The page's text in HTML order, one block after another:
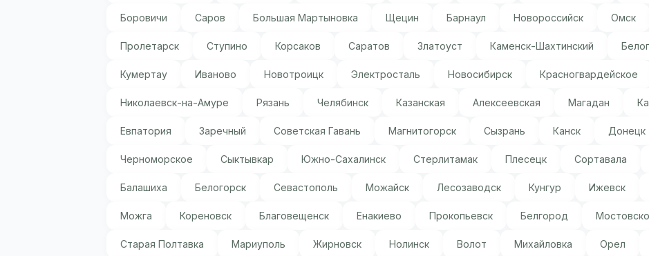
Боровичи Саров Большая Мартыновка Щецин Барнаул Новороссийск Омск
Пролетарск Ступино Корсаков Саратов Златоуст Каменск-Шахтинский
Кумертау Иваново Новотроицк Электросталь Новосибирск Красногвардейское
Николаевск-на-Амуре Рязань Челябинск Казанская Алексеевская Магадан
Евпатория Заречный Советская Гавань Магнитогорск Сызрань Канск Донецк
Черноморское Сыктывкар Южно-Сахалинск Стерлитамак Плесецк Сортавала
Балашиха Белогорск Севастополь Можайск Лесозаводск Кунгур Ижевск
Можга Кореновск Благовещенск Енакиево Прокопьевск Белгород
Старая Полтавка Мариуполь Жирновск Нолинск Волот Михайловка Орел